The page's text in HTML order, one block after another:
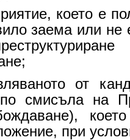
което е
заема или не
от
смисъла на
при